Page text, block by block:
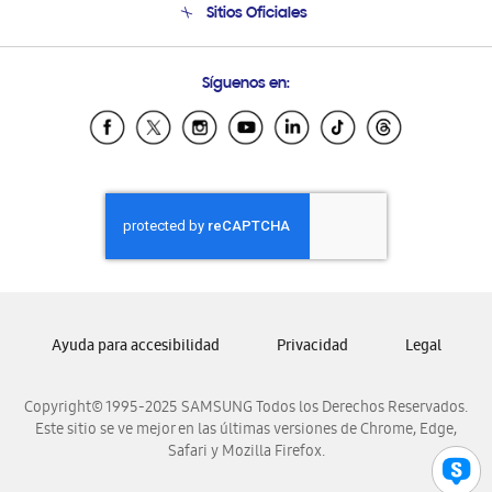
Condiciones de Compra
Soporte vía eMail
Sitios Oficiales
Samsung Ecuador
Samsung El Salvador
Samsung Honduras
Samsung Nicaragua
Samsung Panamá
Samsung Venezuela
Síguenos en:
Copyright© 1995-2025 SAMSUNG Todos los Derechos Reservados.
Este sitio se ve mejor en las últimas versiones de Chrome, Edge,
Safari y Mozilla Firefox.
Ayuda para accesibilidad Privacidad Legal